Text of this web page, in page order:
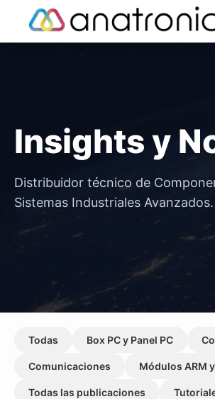
contenido
Componentes Electromecánicos
Insights y
Distribuidor técnico de
Sistemas Industriales Avanzados.
Todas Box PC y Panel PC
Comunicaciones Módulos ARM
Todas las publicaciones